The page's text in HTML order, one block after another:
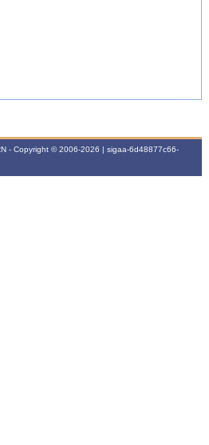
- Copyright © 2006-2026 | sigaa-6d48877c66-